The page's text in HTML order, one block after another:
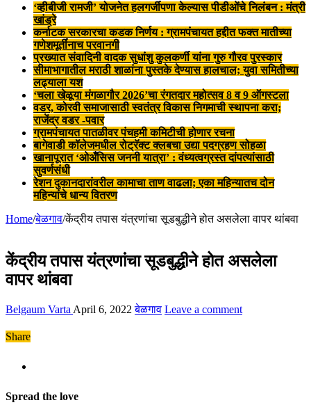
‘व्हीबीजी रामजी’ योजनेत हलगर्जीपणा केल्यास पीडीओंचे निलंबन : मंत्री
खांड्रे
कर्नाटक सरकारचा कडक निर्णय : ग्रामपंचायत हद्दीत फक्त मातीच्या
गणेशमूर्तींनाच परवानगी
प्रख्यात संवादिनी वादक सुधांशु कुलकर्णी यांना गुरु गौरव पुरस्कार
सीमाभागातील मराठी शाळांना पुस्तके देण्यास हालचाल; युवा समितीच्या
लढ्याला यश
‘चला खेळूया मंगळागौर 2026’चा रंगतदार महोत्सव 8 व 9 ऑगस्टला
वडर, कोरवी समाजासाठी स्वतंत्र विकास निगमाची स्थापना करा;
राजेंद्र वडर -पवार
ग्रामपंचायत पातळीवर पंचहमी कमिटीची होणार रचना
बागेवाडी कॉलेजमधील रोट्रॅक्ट क्लबचा उद्या पदग्रहण सोहळा
खानापूरात ‘ओअँसिस जननी यात्रा’ : वंध्यत्वग्रस्त दांपत्यांसाठी
सुवर्णसंधी
रेशन दुकानदारांवरील कामाचा ताण वाढला; एका महिन्यातच दोन
महिन्यांचे धान्य वितरण
Home/बेळगाव/केंद्रीय तपास यंत्रणांचा सूडबुद्धीने होत असलेला वापर थांबवा
केंद्रीय तपास यंत्रणांचा सूडबुद्धीने होत असलेला
वापर थांबवा
Belgaum Varta April 6, 2022 बेळगाव Leave a comment
Share
Spread the love